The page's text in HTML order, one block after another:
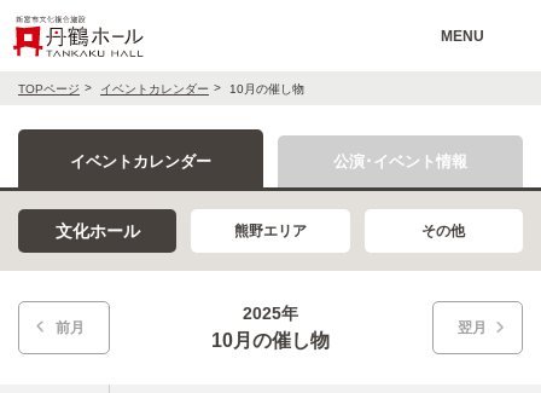
MENU
TOPページ イベントカレンダー 10月の催し物
イベントカレンダー 公演･イベント情報
文化ホール 熊野エリア その他
翌月
前月
2025年
10月の催し物